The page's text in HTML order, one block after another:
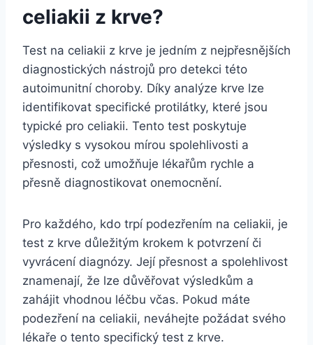
celiakii z krve?
Test na celiakii ⁢z ⁤krve je jedním⁢ z nejpřesnějších
diagnostických nástrojů pro ​detekci této​
autoimunitní choroby.​ Díky analýze krve lze
identifikovat‍ specifické protilátky, které jsou
typické pro celiakii. Tento⁤ test ‍poskytuje
výsledky⁤ s vysokou mírou spolehlivosti a
přesnosti, což umožňuje lékařům rychle‍ a
přesně ​diagnostikovat onemocnění.
Pro každého, ​kdo trpí podezřením na celiakii, je
⁢test z krve ​důležitým krokem​ k ⁣potvrzení či
vyvrácení diagnózy. Její přesnost a⁢ spolehlivost
znamenají, že‌ lze důvěřovat výsledkům a
zahájit vhodnou‌ léčbu včas. Pokud máte
podezření na celiakii, neváhejte požádat ​svého
lékaře ⁤o tento specifický test z krve.